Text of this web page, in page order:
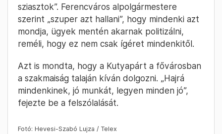
sziasztok”. Ferencváros alpolgármestere
szerint „szuper azt hallani”, hogy mindenki azt
mondja, ügyek mentén akarnak politizálni,
reméli, hogy ez nem csak ígéret mindenkitől.
Azt is mondta, hogy a Kutyapárt a fővárosban
a szakmaiság talaján kíván dolgozni. „Hajrá
mindenkinek, jó munkát, legyen minden jó”,
fejezte be a felszólalását.